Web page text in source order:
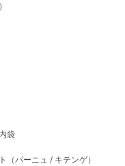
袋
（パーニュ / キテンゲ）